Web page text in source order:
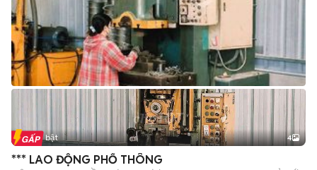
Tin nổi bật 4
*** LAO ĐỘNG PHỔ THÔNG